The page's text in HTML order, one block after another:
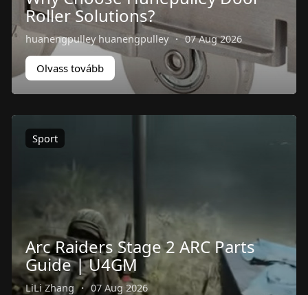
Roller Solutions?
huanengpulley huanengpulley · 07 Aug 2026
Olvass tovább
Sport
Arc Raiders Stage 2 ARC Parts
Guide | U4GM
LiLi Zhang · 07 Aug 2026